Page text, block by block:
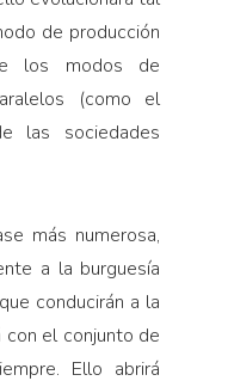
de producción
los modos de
(como el
las sociedades
más numerosa,
a la burguesía
conducirán a la
con el conjunto de
Ello abrirá